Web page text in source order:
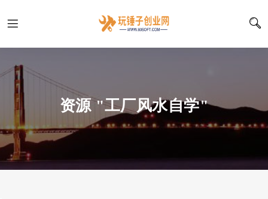
资源 "工厂风水自学"